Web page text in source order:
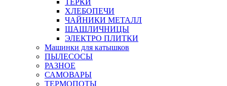
ТЕРКИ
ХЛЕБОПЕЧИ
ЧАЙНИКИ МЕТАЛЛ
ШАШЛИЧНИЦЫ
ЭЛЕКТРО ПЛИТКИ
Машинки для катышков
ПЫЛЕСОСЫ
РАЗНОЕ
САМОВАРЫ
ТЕРМОПОТЫ